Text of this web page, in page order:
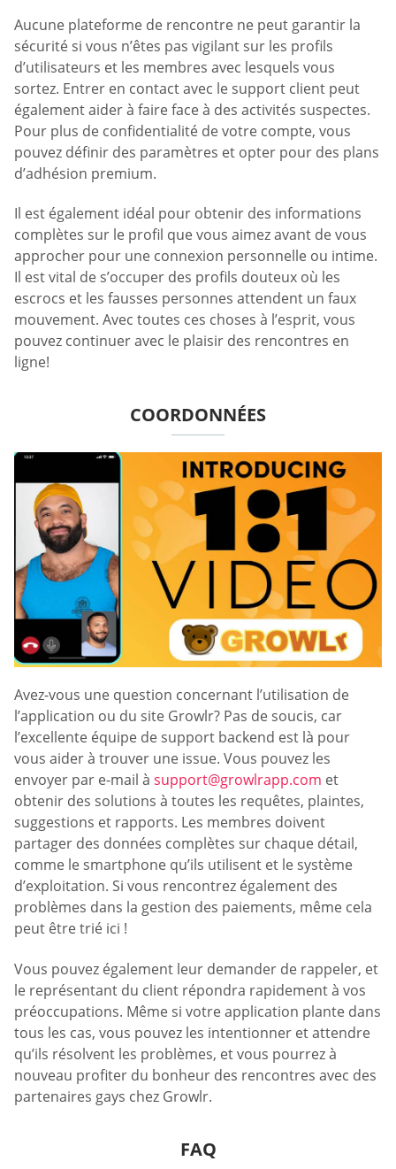
Aucune plateforme de rencontre ne peut garantir la
sécurité si vous n’êtes pas vigilant sur les profils
d’utilisateurs et les membres avec lesquels vous
sortez. Entrer en contact avec le support client peut
également aider à faire face à des activités suspectes.
Pour plus de confidentialité de votre compte, vous
pouvez définir des paramètres et opter pour des plans
d’adhésion premium.
Il est également idéal pour obtenir des informations
complètes sur le profil que vous aimez avant de vous
approcher pour une connexion personnelle ou intime.
Il est vital de s’occuper des profils douteux où les
escrocs et les fausses personnes attendent un faux
mouvement. Avec toutes ces choses à l’esprit, vous
pouvez continuer avec le plaisir des rencontres en
ligne!
COORDONNÉES
Avez-vous une question concernant l’utilisation de
l’application ou du site Growlr? Pas de soucis, car
l’excellente équipe de support backend est là pour
vous aider à trouver une issue. Vous pouvez les
envoyer par e-mail à support@growlrapp.com et
obtenir des solutions à toutes les requêtes, plaintes,
suggestions et rapports. Les membres doivent
partager des données complètes sur chaque détail,
comme le smartphone qu’ils utilisent et le système
d’exploitation. Si vous rencontrez également des
problèmes dans la gestion des paiements, même cela
peut être trié ici !
Vous pouvez également leur demander de rappeler, et
le représentant du client répondra rapidement à vos
préoccupations. Même si votre application plante dans
tous les cas, vous pouvez les intentionner et attendre
qu’ils résolvent les problèmes, et vous pourrez à
nouveau profiter du bonheur des rencontres avec des
partenaires gays chez Growlr.
FAQ